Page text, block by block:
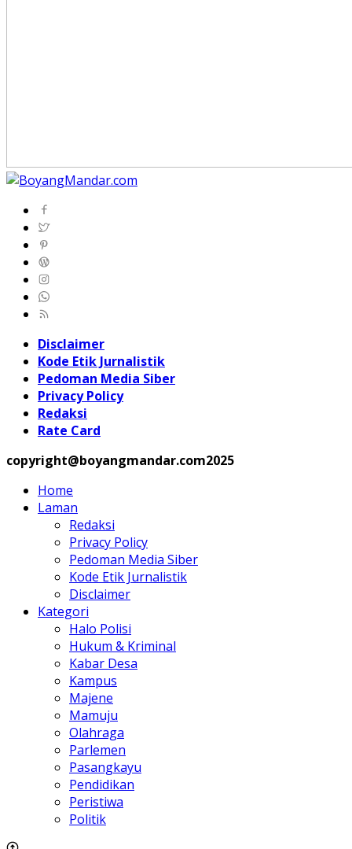
Disclaimer
Kode Etik Jurnalistik
Pedoman Media Siber
Privacy Policy
Redaksi
Rate Card
copyright@boyangmandar.com2025
Home
Laman
Redaksi
Privacy Policy
Pedoman Media Siber
Kode Etik Jurnalistik
Disclaimer
Kategori
Halo Polisi
Hukum & Kriminal
Kabar Desa
Kampus
Majene
Mamuju
Olahraga
Parlemen
Pasangkayu
Pendidikan
Peristiwa
Politik